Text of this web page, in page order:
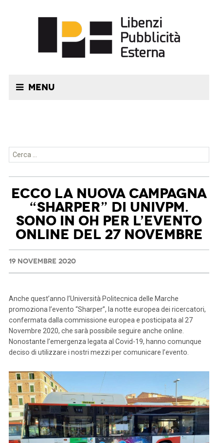
Menu
Ricerca per:
ECCO LA NUOVA CAMPAGNA
“SHARPER” DI UNIVPM.
SONO IN OH PER L’EVENTO
ONLINE DEL 27 NOVEMBRE
19 NOVEMBRE 2020
Anche quest’anno l’Università Politecnica delle Marche
promoziona l’evento “Sharper”, la notte europea dei ricercatori,
confermata dalla commissione europea e posticipata al 27
Novembre 2020, che sarà possibile seguire anche online.
Nonostante l’emergenza legata al Covid-19, hanno comunque
deciso di utilizzare i nostri mezzi per comunicare l’evento.